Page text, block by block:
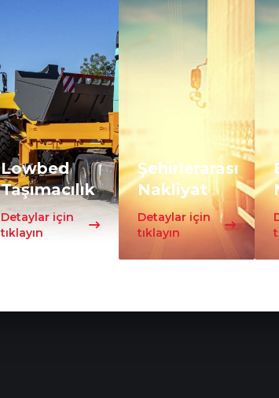
Lowbed
Taşımacılık
Detaylar için
tıklayın
Şehirlerarası
Nakliyat
Detaylar için
tıklayın